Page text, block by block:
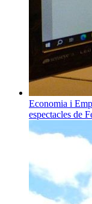
Economia i
espectacles de